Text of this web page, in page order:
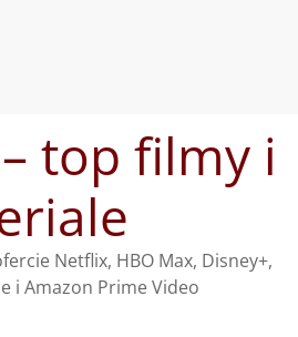
top filmy i
Netflix, HBO Max, Disney+,
i Amazon Prime Video